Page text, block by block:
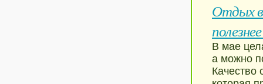
Отдых
В мае
а можно
Качество